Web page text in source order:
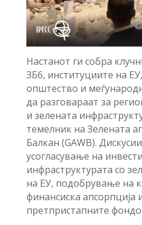
Настанот ги собра
ЗБ6, институциите на
општество и
да разговараат за
и зелената
темелник на Зелената
Балкан (GAWB).
усогласување на
инфраструктурата со
на ЕУ, подобрување на
финансиска
претпристапните